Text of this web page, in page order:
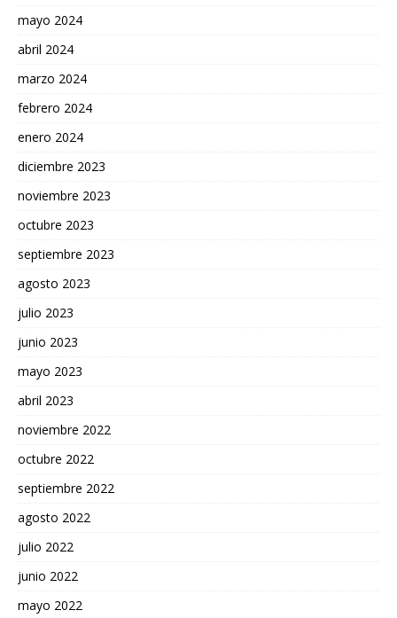
mayo 2024
abril 2024
marzo 2024
febrero 2024
enero 2024
diciembre 2023
noviembre 2023
octubre 2023
septiembre 2023
agosto 2023
julio 2023
junio 2023
mayo 2023
abril 2023
noviembre 2022
octubre 2022
septiembre 2022
agosto 2022
julio 2022
junio 2022
mayo 2022